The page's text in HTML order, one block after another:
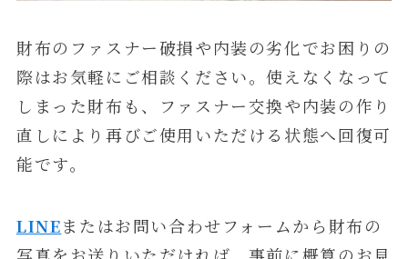
財布のファスナー破損や内装の劣化でお困りの
際はお気軽にご相談ください。使えなくなって
しまった財布も、ファスナー交換や内装の作り
直しにより再びご使用いただける状態へ回復可
能です。
LINEまたはお問い合わせフォームから財布の